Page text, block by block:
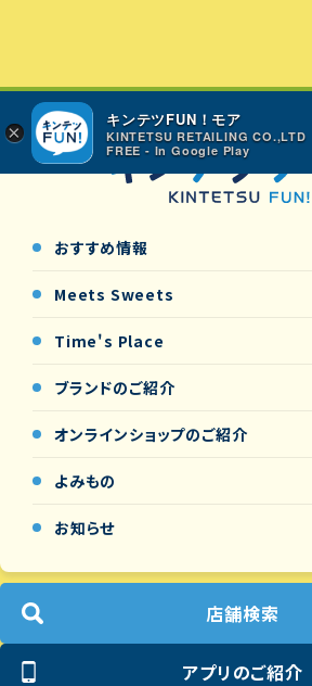
おすすめ情報
Meets Sweets
Time's Place
ブランドのご紹介
オンラインショップのご紹介
よみもの
お知らせ
店舗検索
アプリのご紹介
×
キンテツFUN！モア
KINTETSU RETAILING CO.,LTD
FREE - In Google Play